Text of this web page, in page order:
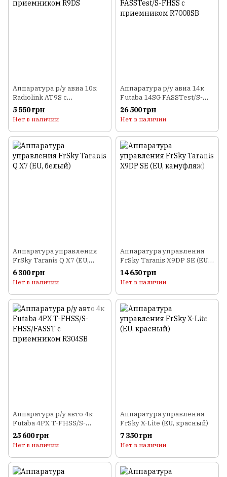
Аппаратура р/у авиа 10к
Radiolink AT9S с
приемником R9DS
5 550 грн
Нет в наличии
Аппаратура р/у авиа 14к
Futaba 14SG FASSTest/S-
FHSS с приемником
R7008SB
26 500 грн
Нет в наличии
Аппаратура управления
FrSky Taranis Q X7 (EU,
белый)
6 300 грн
Нет в наличии
Аппаратура управления
FrSky Taranis X9DP SE (EU,
камуфляж)
14 650 грн
Нет в наличии
Аппаратура р/у авто 4к
Futaba 4PX T-FHSS/S-
FHSS/FASST с приемником
R304SB
25 600 грн
Нет в наличии
Аппаратура управления
FrSky X-Lite (EU, красный)
7 350 грн
Нет в наличии